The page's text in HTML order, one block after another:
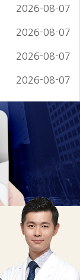
2026-08-07
2026-08-07
2026-08-07
2026-08-07